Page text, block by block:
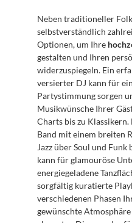
Neben traditioneller
selbstverständlich
Optionen, um Ihre
gestalten und Ihren
widerzuspiegeln. Ein
versierter DJ kann für
Partystimmung sorgen
Musikwünsche Ihrer
Charts bis zu
Band mit einem breiten
Jazz über Soul und
kann für glamouröse
energiegeladene
sorgfältig kuratierte
verschiedenen Phasen
gewünschte